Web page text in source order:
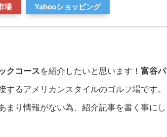
場 Yahooショッピング
クコース を紹介したいと思います！富谷パ
するアメリカンスタイルのゴルフ場です。
まり情報がない為、紹介記事を書く事にし